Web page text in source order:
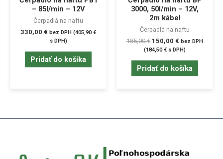
– 85l/min – 12V
Čerpadlá na naftu
330,00 € bez DPH (405,90€
s DPH)
Pridať do košíka
3000, 50l/min – 12V,
2m kábel
Čerpadlá na naftu
185,00€ 150,00 € bez DPH
(184,50€ s DPH)
Pridať do košíka